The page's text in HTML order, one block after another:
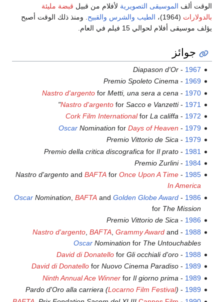
الوقت ألفالموسيقى التصويريةلأفلام من قبيلقبضة مليئة
بالدولارات (1964)، الطيب والشرس والقبيح. ومنذ ذلك الوقت أصبح
يؤلف موسيقى أفلام لحوالي 15 فيلم في العام.
جوائز
1967
-
Diapason d'Or
1969
-
Premio Spoleto Cinema
1970
-
Nastro d'argentoforMetti, una sera a cena
1971
-
Nastro d'argentoforSacco e Vanzetti"
1972
-
Cork Film Internationalfor La califfa
1979
-
OscarNominationforDays of Heaven
1979
-
Premio Vittorio de Sica
1981
-
Premio della critica discograficaforIl prato
1984
-
Premio Zurlini
1985
-
Nastro d'argentoandBAFTAforOnce Upon A Time
In America
1986
-
OscarNomination,BAFTAandGolden Globe Award
forThe Mission
1986
-
Premio Vittorio de Sica
1988
-
Nastro d'argento,BAFTA,Grammy Awardand
OscarNominationforThe Untouchables
1988
-
David di DonatelloforGli occhiali d'oro
1989
-
David di DonatelloforNuovo Cinema Paradiso
1989
-
Ninth Annual Ace WinnerforIl giorno prima
1989
-
Pardo d'Oro alla carriera (Locarno Film Festival )